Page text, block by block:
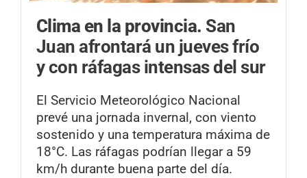
Clima en la provincia. San
Juan afrontará un jueves frío
y con ráfagas intensas del sur
El Servicio Meteorológico Nacional
prevé una jornada invernal, con viento
sostenido y una temperatura máxima de
18°C. Las ráfagas podrían llegar a 59
km/h durante buena parte del día.